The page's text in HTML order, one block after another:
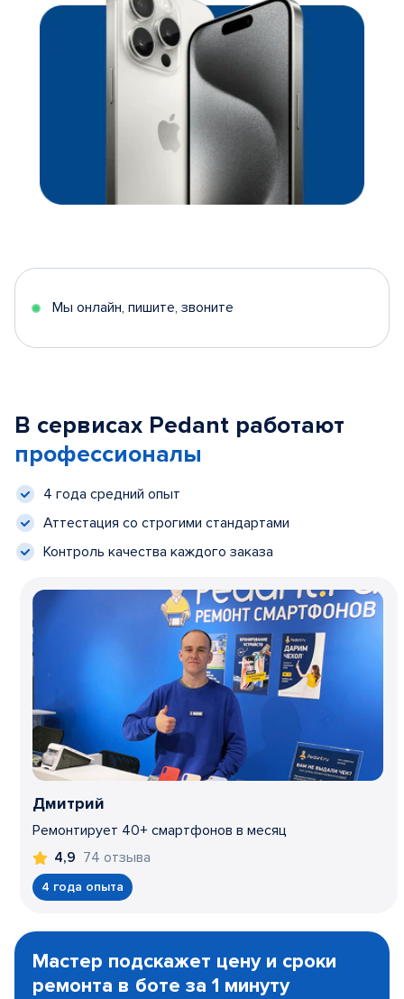
Мы онлайн, пишите, звоните
В сервисах Pedant работают
профессионалы
4 года средний опыт
Аттестация со строгими стандартами
Контроль качества каждого заказа
Дмитрий
Ремонтирует 40+ смартфонов в месяц
4,9 74 отзыва
4 года опыта
1
Мастер подскажет цену и сроки
ремонта в боте за 1 минуту